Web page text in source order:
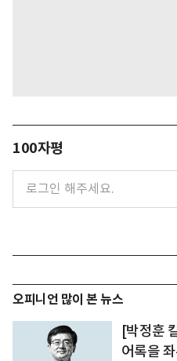
100자평
오피니언 많이 본 뉴스
[박정훈
어록을